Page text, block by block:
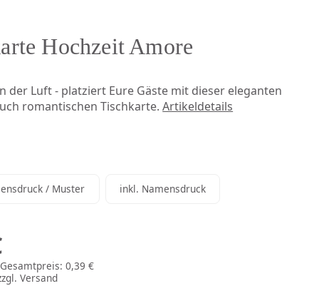
Hochzeit Amore
der Luft - platziert Eure Gäste mit dieser eleganten
romantischen Tischkarte.Artikeldetails
/ Musterohne Namensdruck / Muster
inkl. Namensdruckinkl. Namensdruck
0,39 €
Versand